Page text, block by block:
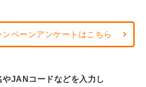
ペーンアンケートはこちら
JANコードなどを入力し